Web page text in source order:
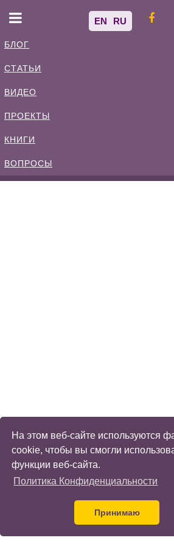
На этом веб-сайте используются
cookie, чтобы вы смогли
функции веб-сайта.
Политика Конфиденциальности
Принимаю
БЛОГ
СТАТЬИ
ВИДЕО
ПРОЕКТЫ
КНИГИ
ВОПРОСЫ
EN RU
Спиваковский
Блог